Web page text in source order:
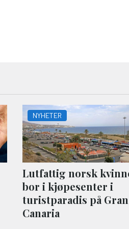
NYHETER
Lutfattig norsk
bor i kjøpesenter i
turistparadis på Gran
Canaria